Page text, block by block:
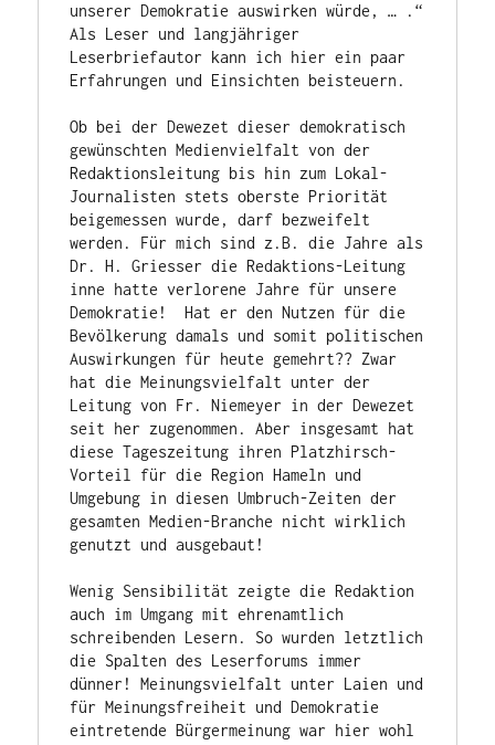
unserer Demokratie auswirken würde, … .“
Als Leser und langjähriger
Leserbriefautor kann ich hier ein paar
Erfahrungen und Einsichten beisteuern.
Ob bei der Dewezet dieser demokratisch
gewünschten Medienvielfalt von der
Redaktionsleitung bis hin zum Lokal-
Journalisten stets oberste Priorität
beigemessen wurde, darf bezweifelt
werden. Für mich sind z.B. die Jahre als
Dr. H. Griesser die Redaktions-Leitung
inne hatte verlorene Jahre für unsere
Demokratie!  Hat er den Nutzen für die
Bevölkerung damals und somit politischen
Auswirkungen für heute gemehrt?? Zwar
hat die Meinungsvielfalt unter der
Leitung von Fr. Niemeyer in der Dewezet
seit her zugenommen. Aber insgesamt hat
diese Tageszeitung ihren Platzhirsch-
Vorteil für die Region Hameln und
Umgebung in diesen Umbruch-Zeiten der
gesamten Medien-Branche nicht wirklich
genutzt und ausgebaut!
Wenig Sensibilität zeigte die Redaktion
auch im Umgang mit ehrenamtlich
schreibenden Lesern. So wurden letztlich
die Spalten des Leserforums immer
dünner! Meinungsvielfalt unter Laien und
für Meinungsfreiheit und Demokratie
eintretende Bürgermeinung war hier wohl